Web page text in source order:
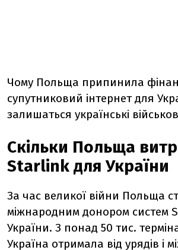
Чому Польща припинила
супутниковий інтернет для
залишаться українські
Скільки Польща
Starlink для України
За час великої війни Польща
міжнародним донором систем
України. З понад 50 тис.
Україна отримала від урядів і